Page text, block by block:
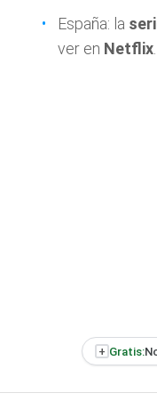
España: la
ver en Netflix
+ Gratis: